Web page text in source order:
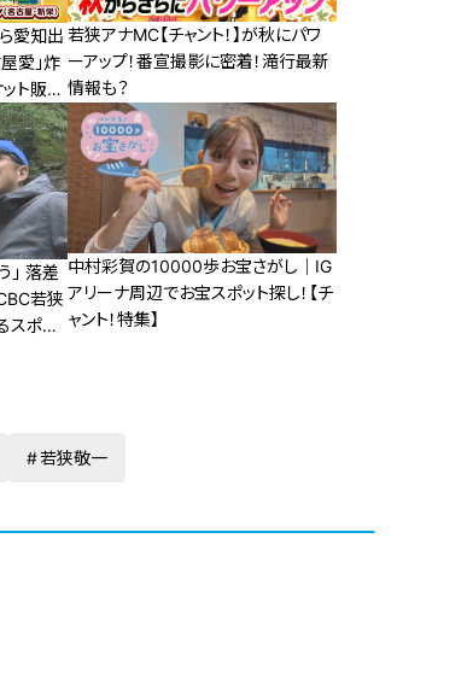
愛知出
愛」炸
ト販売
気芸人
漫才・
あるあ
づくし
若狭アナMC【チャント！】が秋にパワ
ーアップ！番宣撮影に密着！滝行最新
情報も？
」 落差
若狭
スポッ
中村彩賀の10000歩お宝さがし｜IG
アリーナ周辺でお宝スポット探し！【チ
ャント！特集】
若狭敬一